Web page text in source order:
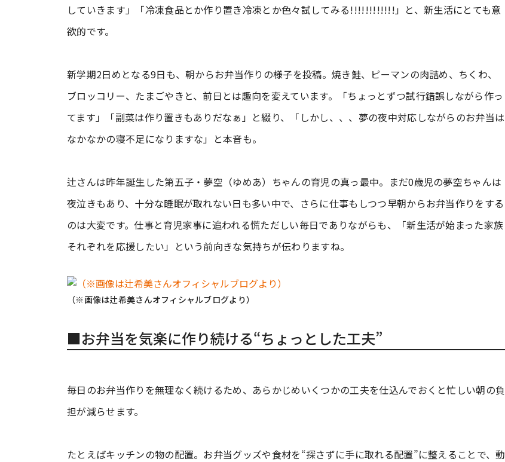
していきます」「冷凍食品とか作り置き冷凍とか色々試してみる!!!!!!!!!!!!」と、新生活にとても意
欲的です。
新学期2日めとなる9日も、朝からお弁当作りの様子を投稿。焼き鮭、ピーマンの肉詰め、ちくわ、
ブロッコリー、たまごやきと、前日とは趣向を変えています。「ちょっとずつ試行錯誤しながら作っ
てます」「副菜は作り置きもありだなぁ」と綴り、「しかし、、、夢の夜中対応しながらのお弁当は
なかなかの寝不足になりますな」と本音も。
辻さんは昨年誕生した第五子・夢空（ゆめあ）ちゃんの育児の真っ最中。まだ0歳児の夢空ちゃんは
夜泣きもあり、十分な睡眠が取れない日も多い中で、さらに仕事もしつつ早朝からお弁当作りをする
のは大変です。仕事と育児家事に追われる慌ただしい毎日でありながらも、「新生活が始まった家族
それぞれを応援したい」という前向きな気持ちが伝わりますね。
（※画像は辻希美さんオフィシャルブログより）
■お弁当を気楽に作り続ける“ちょっとした工夫”
毎日のお弁当作りを無理なく続けるため、あらかじめいくつかの工夫を仕込んでおくと忙しい朝の負
担が減らせます。
たとえばキッチンの物の配置。お弁当グッズや食材を“探さずに手に取れる配置”に整えることで、動